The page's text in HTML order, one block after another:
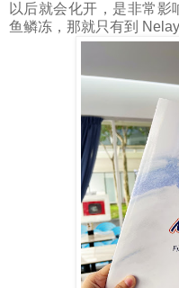
以后就会化开，是非常
鱼鳞冻，那就只有到